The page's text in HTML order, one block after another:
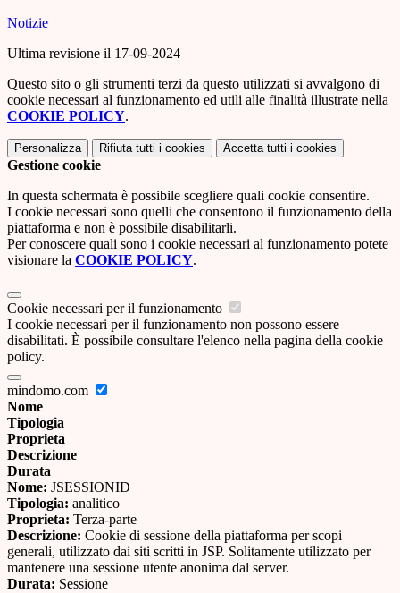
Notizie
Ultima revisione il 17-09-2024
Questo sito o gli strumenti terzi da questo utilizzati si avvalgono di
cookie necessari al funzionamento ed utili alle finalità illustrate nella
COOKIE POLICY.
Personalizza Rifiuta tutti i cookies Accetta tutti i cookies
Gestione cookie
In questa schermata è possibile scegliere quali cookie consentire.
I cookie necessari sono quelli che consentono il funzionamento della
piattaforma e non è possibile disabilitarli.
Per conoscere quali sono i cookie necessari al funzionamento potete
visionare la COOKIE POLICY.
Cookie necessari per il funzionamento
I cookie necessari per il funzionamento non possono essere
disabilitati. È possibile consultare l'elenco nella pagina della cookie
policy.
mindomo.com
Nome
Tipologia
Proprieta
Descrizione
Durata
Nome: JSESSIONID
Tipologia: analitico
Proprieta: Terza-parte
Descrizione: Cookie di sessione della piattaforma per scopi
generali, utilizzato dai siti scritti in JSP. Solitamente utilizzato per
mantenere una sessione utente anonima dal server.
Durata: Sessione